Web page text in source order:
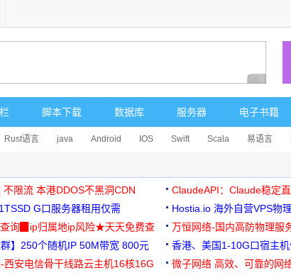
广告 商业
脚本下载 数据库 服务器 电子书籍
Rust语言 java Android IOS Swift Scala 易语言
不限流 本港DDOS不黑洞CDN ClaudeAPI：Claude稳定
G口服务器租用仅需
费测试
Hostia.io 海外自营VPS物
查询▉ip归属地ip风险★天天免费查
万恒网络-国内高防物理服
99元/月起
群】250个随机IP 50M带宽 800元 香港、美国1-10G口宿主
西安电信骨干线路云主机16核16G
微子网络 高效、可靠的网